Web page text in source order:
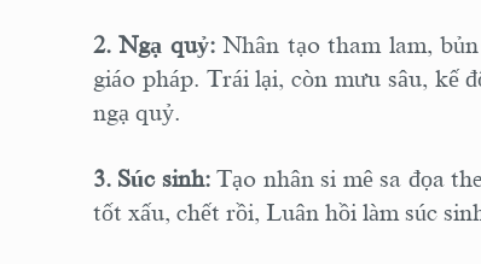
2. Ngạ quỷ:Nhân tạo tham lam,
giáo pháp. Trái lại, còn mưu sâu, kế
ngạ quỷ.
3. Súc sinh:Tạo nhân si mê sa đọa
tốt xấu, chết rồi, Luân hồi làm súc